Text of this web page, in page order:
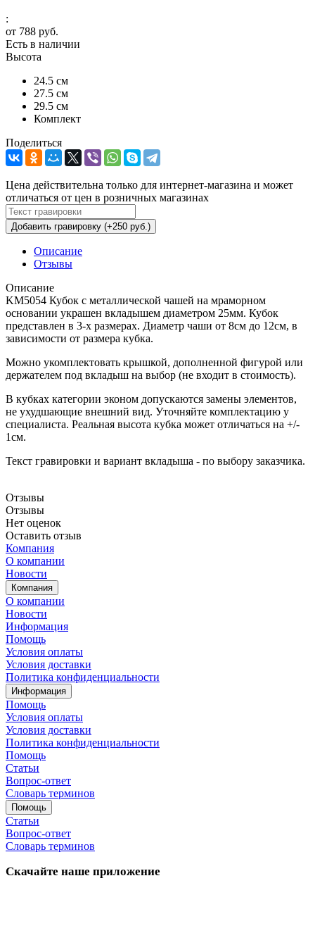
:
от 788 руб.
Есть в наличии
Высота
24.5 см
27.5 см
29.5 см
Комплект
Поделиться
Цена действительна только для интернет-магазина и может
отличаться от цен в розничных магазинах
Добавить гравировку (+250 руб.)
Описание
Отзывы
Описание
KM5054 Кубок с металлической чашей на мраморном
основании украшен вкладышем диаметром 25мм. Кубок
представлен в 3-х размерах. Диаметр чаши от 8см до 12см, в
зависимости от размера кубка.
Можно укомплектовать крышкой, дополненной фигурой или
держателем под вкладыш на выбор (не входит в стоимость).
В кубках категории эконом допускаются замены элементов,
не ухудшающие внешний вид. Уточняйте комплектацию у
специалиста. Реальная высота кубка может отличаться на +/-
1см.
Текст гравировки и вариант вкладыша - по выбору заказчика.
Отзывы
Отзывы
Нет оценок
Оставить отзыв
Компания
О компании
Новости
Компания
О компании
Новости
Информация
Помощь
Условия оплаты
Условия доставки
Политика конфиденциальности
Информация
Помощь
Условия оплаты
Условия доставки
Политика конфиденциальности
Помощь
Статьи
Вопрос-ответ
Словарь терминов
Помощь
Статьи
Вопрос-ответ
Словарь терминов
Скачайте наше приложение